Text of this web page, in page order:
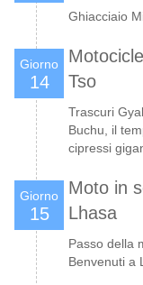
Ghiacciaio
Giorno
14
Tso
Trascuri
Buchu, il
cipressi
Giorno
15
Moto in
Lhasa
Passo della
Benvenuti a